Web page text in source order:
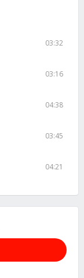
03:32
03:16
04:38
03:45
04:21